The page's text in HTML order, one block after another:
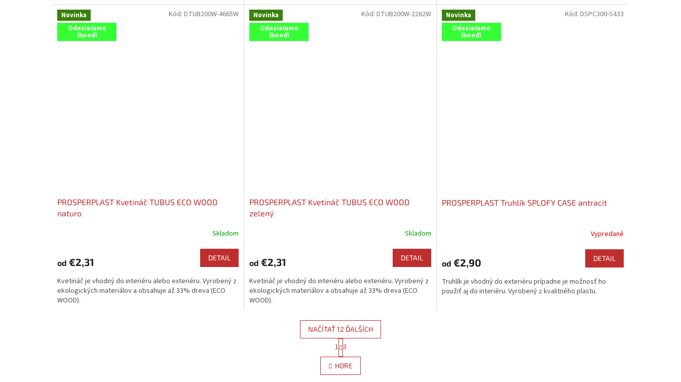
Novinka
Odosielame
ihneď!
PROSPERPLAST Kvetináč TUBUS ECO WOOD
naturo
Skladom
od €2,31 DETAIL
Kvetináč je vhodný do interiéru alebo exteriéru. Vyrobený z
ekologických materiálov a obsahuje až 33% dreva (ECO
WOOD).
Kód:DTUB200W-4665W
Novinka
Odosielame
ihneď!
PROSPERPLAST Kvetináč TUBUS ECO WOOD
zelený
Skladom
od €2,31 DETAIL
Kvetináč je vhodný do interiéru alebo exteriéru. Vyrobený z
ekologických materiálov a obsahuje až 33% dreva (ECO
WOOD).
Kód: DTUB200W-2262W
Novinka
Odosielame
ihneď!
PROSPERPLAST Truhlík SPLOFY CASE antracit
Vypredané
od €2,90 DETAIL
Truhlík je vhodný do exteriéru prípadne je možnosť ho
použiť aj do interiéru. Vyrobený z kvalitného plastu.
Kód: DSPC300-S433
O
v
l
NAČÍTAŤ 12 ĎALŠÍCH
S
t
r
á
n
1 3
HORE